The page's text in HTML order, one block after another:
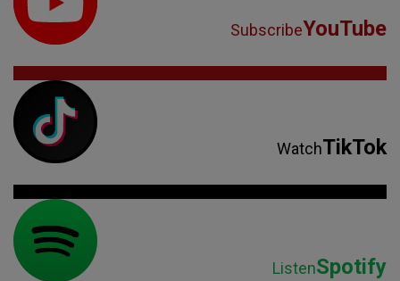
SubscribeYouTube
WatchTikTok
ListenSpotify